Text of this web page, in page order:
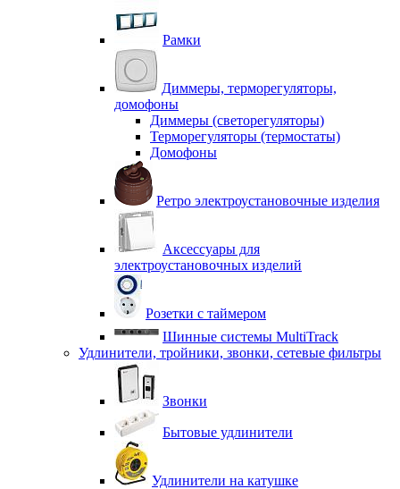
Рамки
Диммеры, терморегуляторы,
домофоны
Диммеры (светорегуляторы)
Терморегуляторы (термостаты)
Домофоны
Ретро электроустановочные изделия
Аксессуары для
электроустановочных изделий
Розетки с таймером
Шинные системы MultiTrack
Удлинители, тройники, звонки, сетевые фильтры
Звонки
Бытовые удлинители
Удлинители на катушке